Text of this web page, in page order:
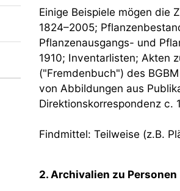
Einige Beispiele mögen die
1824–2005;
Pflanzenausgangs- und
1910; Inventarlisten; Akten
("Fremdenbuch") des
von Abbildungen aus
Direktionskorrespondenz c.
Findmittel: Teilweise (z.B.
2. Archivalien zu Personen